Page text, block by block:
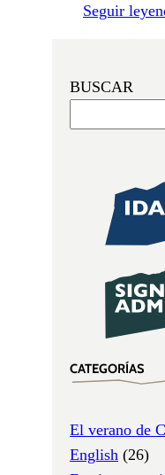
Seguir
BUSCAR
CATEGORÍAS
El verano de
English (26)